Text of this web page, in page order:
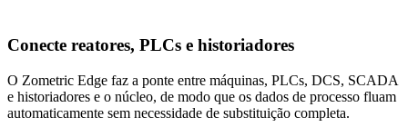
Conecte reatores, PLCs e historiadores
O Zometric Edge faz a ponte entre máquinas, PLCs, DCS, SCADA
e historiadores e o núcleo, de modo que os dados de processo fluam
automaticamente sem necessidade de substituição completa.